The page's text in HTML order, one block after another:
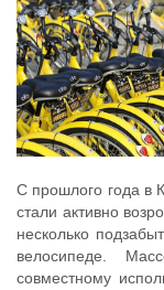
С прошлого года в
стали активно
несколько
велосипеде.
совместному